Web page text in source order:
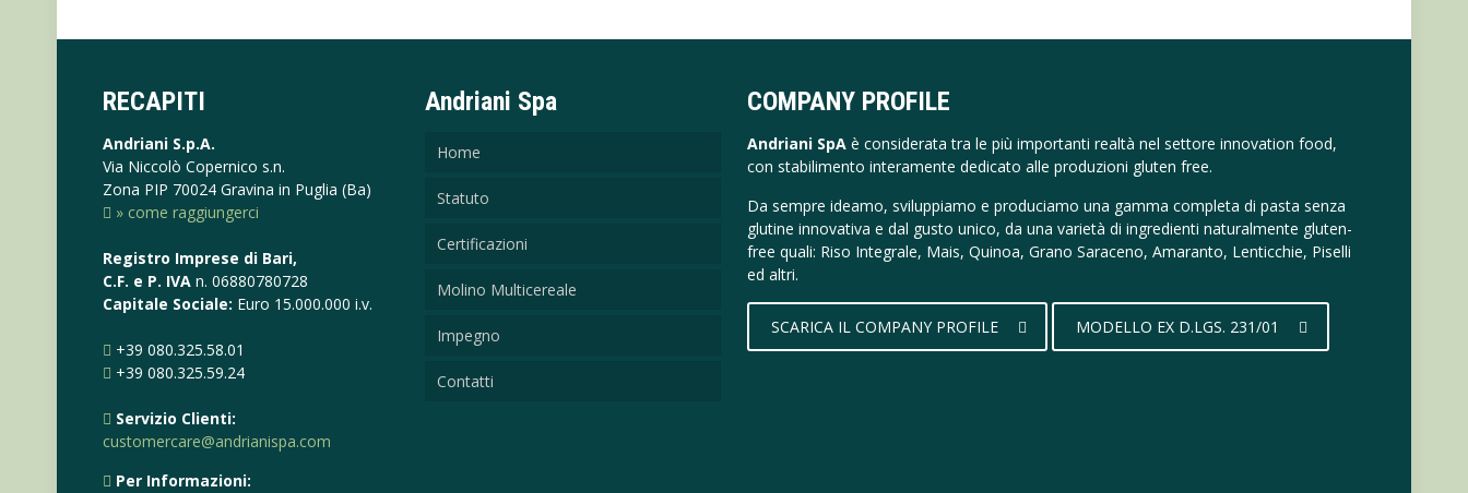
RECAPITI
Andriani S.p.A.
Via Niccolò Copernico s.n.
Zona PIP 70024 Gravina in Puglia (Ba)
» come raggiungerci
Registro Imprese di Bari,
C.F. e P. IVAn. 06880780728
Capitale Sociale: Euro 15.000.000 i.v.
+39 080.325.58.01
+39 080.325.59.24
Servizio Clienti:
customercare@andrianispa.com
Per Informazioni:
Andriani Spa
Home
Statuto
Certificazioni
Molino Multicereale
Impegno
Contatti
COMPANY PROFILE
Andriani SpAè considerata tra le più importanti realtà nel settore innovation food,
con stabilimento interamente dedicato alle produzioni gluten free.
Da sempre ideamo, sviluppiamo e produciamo una gamma completa di pasta senza
glutine innovativa e dal gusto unico, da una varietà di ingredienti naturalmente gluten-
free quali: Riso Integrale, Mais, Quinoa, Grano Saraceno, Amaranto, Lenticchie, Piselli
ed altri.
SCARICA IL COMPANY PROFILE MODELLO EX D.LGS. 231/01